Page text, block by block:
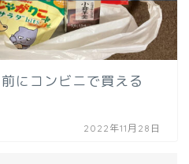
前にコンビニで買える
2022年11月28日